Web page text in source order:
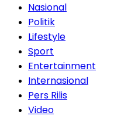
Nasional
Politik
Lifestyle
Sport
Entertainment
Internasional
Pers Rilis
Video